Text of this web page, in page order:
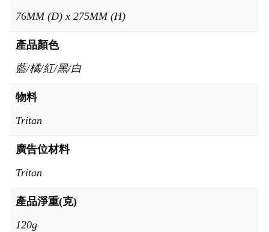
76MM (D) x 275MM (H)
產品顏色
藍/橘/紅/黑/白
物料
Tritan
廣告位材料
Tritan
產品淨重(克)
120g